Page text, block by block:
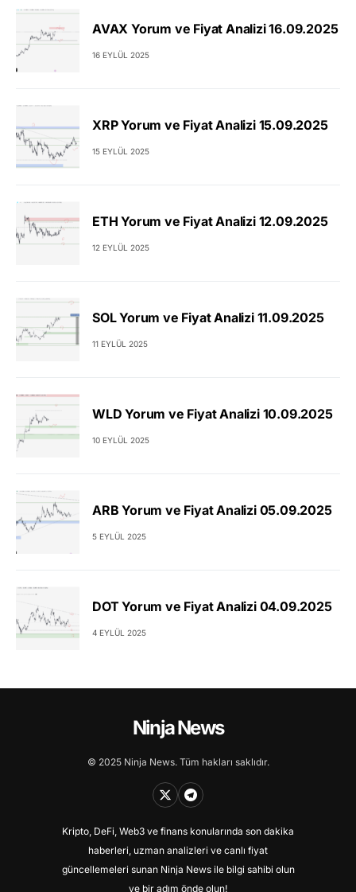
AVAX Yorum ve Fiyat Analizi 16.09.2025
16 EYLÜL 2025
XRP Yorum ve Fiyat Analizi 15.09.2025
15 EYLÜL 2025
ETH Yorum ve Fiyat Analizi 12.09.2025
12 EYLÜL 2025
SOL Yorum ve Fiyat Analizi 11.09.2025
11 EYLÜL 2025
WLD Yorum ve Fiyat Analizi 10.09.2025
10 EYLÜL 2025
ARB Yorum ve Fiyat Analizi 05.09.2025
5 EYLÜL 2025
DOT Yorum ve Fiyat Analizi 04.09.2025
4 EYLÜL 2025
Ninja News
© 2025 Ninja News. Tüm hakları saklıdır.
Kripto, DeFi, Web3 ve finans konularında son dakika
haberleri, uzman analizleri ve canlı fiyat
güncellemeleri sunan Ninja News ile bilgi sahibi olun
ve bir adım önde olun!